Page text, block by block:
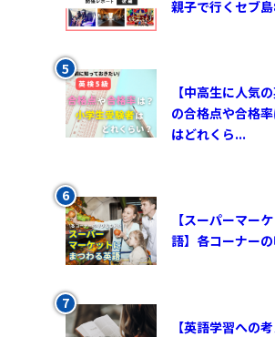
親子で行くセブ
【中高生に人気
の合格点や合格
はどれくら...
【スーパーマー
語】各コーナー
【英語学習への